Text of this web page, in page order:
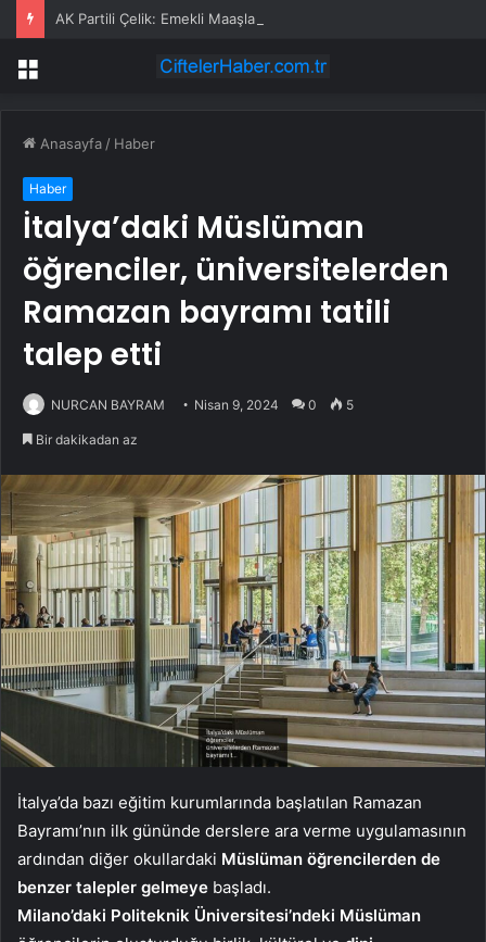
Menü
Anasayfa / Haber
Haber
İtalya’daki Müslüman
öğrenciler, üniversitelerden
Ramazan bayramı tatili
talep etti
NURCAN BAYRAM Nisan 9, 2024 0 5
Bir dakikadan az
İtalya’da bazı eğitim kurumlarında başlatılan Ramazan
Bayramı’nın ilk gününde derslere ara verme uygulamasının
ardından diğer okullardaki Müslüman öğrencilerden de
benzer talepler gelmeye başladı.
Milano’daki Politeknik Üniversitesi’ndeki Müslüman